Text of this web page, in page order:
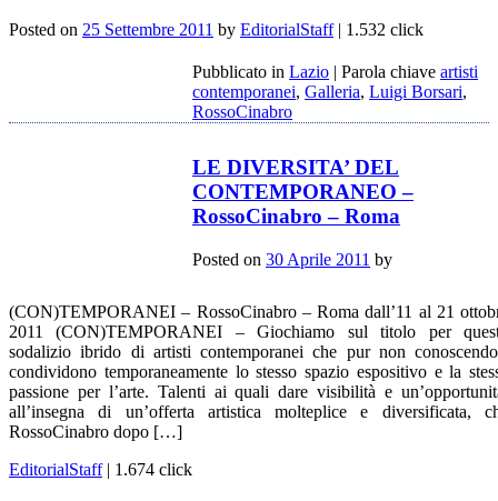
Posted on 25 Settembre 2011 by EditorialStaff| 1.532 click
(CON)TEMPORANEI – RossoCinabro – Roma dall’11 al 21
2011 (CON)TEMPORANEI – Giochiamo sul titolo per
sodalizio ibrido di artisti contemporanei che pur non
condividono temporaneamente lo stesso spazio espositivo e la
passione per l’arte. Talenti ai quali dare visibilità e
all’insegna di un’offerta artistica molteplice e diversificata,
RossoCinabro dopo […]
Pubblicato in Lazio | Parola chiave artisti
contemporanei, Galleria, Luigi Borsari,
RossoCinabro
LE DIVERSITA’ DEL
CONTEMPORANEO –
RossoCinabro – Roma
Posted on 30 Aprile 2011 by
EditorialStaff| 1.674 click